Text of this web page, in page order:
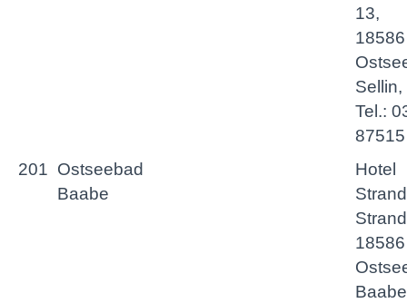
13,
18586
Sellin,
Tel.:
87515
201 Ostseebad
Baabe
Hotel
18586
Baabe